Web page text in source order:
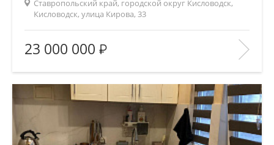
Ставропольский край, городской округ Кисловодск,
Кисловодск, улица Кирова, 33
Площадь(общ. /жил. /кухня), м2:
92/28/50
Число комнат:
2
Этаж:
2/10
В ИЗБРАННОЕ
23 000 000